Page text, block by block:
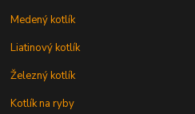
Medený kotlík
Liatinový kotlík
Železný kotlík
Kotlík na ryby